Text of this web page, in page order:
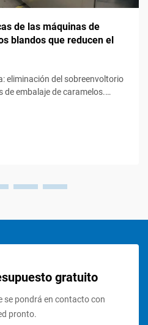
de las máquinas de
blandos que reducen el
eliminación del sobreenvoltorio
de embalaje de caramelos.
equipos más recientes de
gratuito
se pondrá en contacto con
pronto.